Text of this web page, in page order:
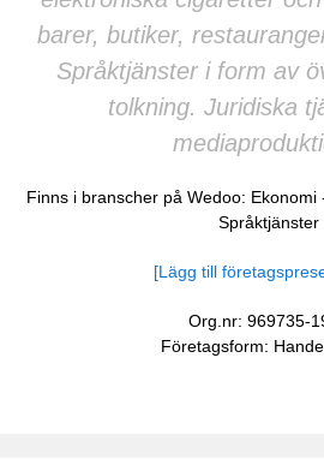
barer, butiker,
Språktjänster i form av
tolkning. Juridiska
Finns i branscher på Wedoo: Ekonomi
Språktjänster
[Lägg till
Org.nr: 969735-
Företagsform: